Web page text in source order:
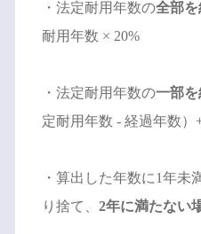
・法定耐用年数の全部を
耐用年数 × 20%
・法定耐用年数の一部を
定耐用年数 - 経過年数）
・算出した年数に1年未
り捨て、 2年に満たない